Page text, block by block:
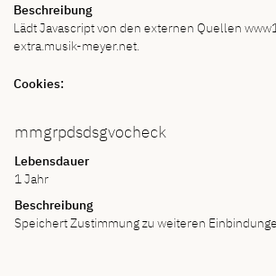
Beschreibung
Lädt Javascript von den externen Quellen
extra.musik-meyer.net.
Cookies:
mmgrpdsdsgvocheck
Lebensdauer
1 Jahr
Beschreibung
Speichert Zustimmung zu weiteren